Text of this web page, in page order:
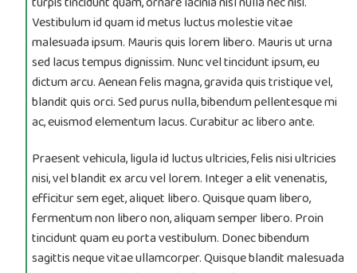
Vestibulum id quam id metus luctus molestie vitae
malesuada ipsum. Mauris quis lorem libero. Mauris ut urna
sed lacus tempus dignissim. Nunc vel tincidunt ipsum, eu
dictum arcu. Aenean felis magna, gravida quis tristique vel,
blandit quis orci. Sed purus nulla, bibendum pellentesque mi
ac, euismod elementum lacus. Curabitur ac libero ante.
Praesent vehicula, ligula id luctus ultricies, felis nisi ultricies
nisi, vel blandit ex arcu vel lorem. Integer a elit venenatis,
efficitur sem eget, aliquet libero. Quisque quam libero,
fermentum non libero non, aliquam semper libero. Proin
tincidunt quam eu porta vestibulum. Donec bibendum
sagittis neque vitae ullamcorper. Quisque blandit malesuada